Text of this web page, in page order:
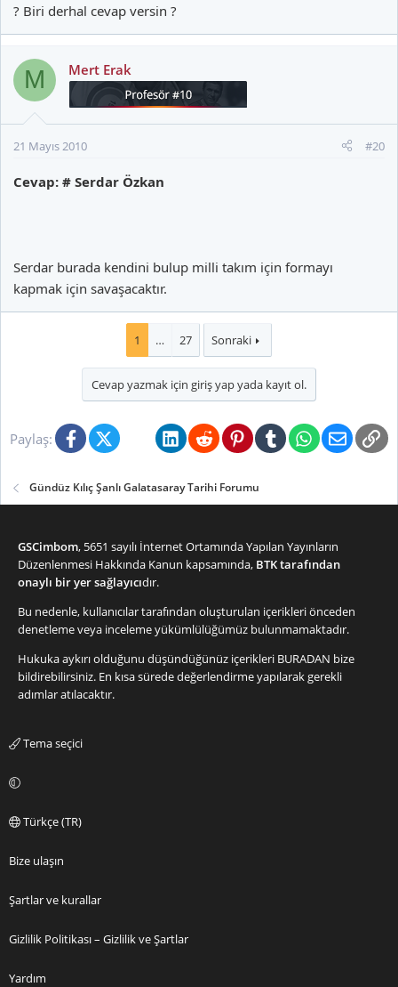
? Biri derhal cevap versin ?
M Mert Erak
21 Mayıs 2010 #20
Cevap: # Serdar Özkan
Serdar burada kendini bulup milli takım için formayı
kapmak için savaşacaktır.
1 … 27 Sonraki
Cevap yazmak için giriş yap yada kayıt ol.
Paylaş: FacebookX (Twitter)BlueskyLinkedInRedditPinterestTumblrWhatsApp
E-posta
Gündüz Kılıç Şanlı Galatasaray Tarihi Forumu
GSCimbom, 5651 sayılı İnternet Ortamında Yapılan Yayınların
Düzenlenmesi Hakkında Kanun kapsamında, BTK tarafından
onaylı bir yer sağlayıcıdır.
Bu nedenle, kullanıcılar tarafından oluşturulan içerikleri önceden
denetleme veya inceleme yükümlülüğümüz bulunmamaktadır.
Hukuka aykırı olduğunu düşündüğünüz içerikleri BURADAN bize
bildirebilirsiniz. En kısa sürede değerlendirme yapılarak gerekli
adımlar atılacaktır.
Tema seçici
Türkçe (TR)
Bize ulaşın
Şartlar ve kurallar
Gizlilik Politikası – Gizlilik ve Şartlar
Yardım